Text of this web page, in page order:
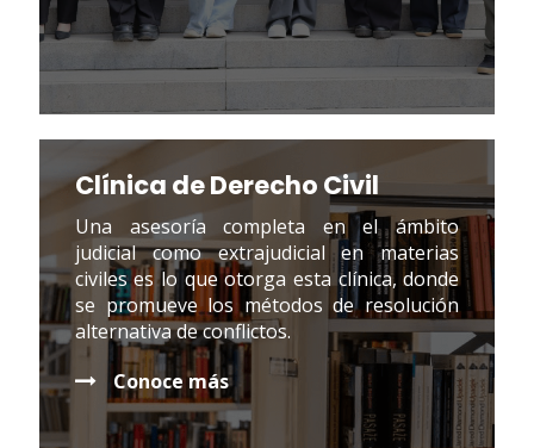
Clínica de Derecho Civil
Una asesoría completa en el ámbito
judicial como extrajudicial en materias
civiles es lo que otorga esta clínica, donde
se promueve los métodos de resolución
alternativa de conflictos.
Conoce más